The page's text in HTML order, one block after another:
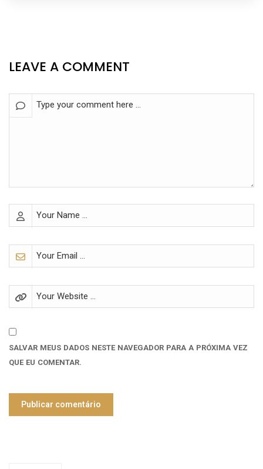
LEAVE A COMMENT
SALVAR MEUS DADOS NESTE NAVEGADOR PARA A PRÓXIMA VEZ
QUE EU COMENTAR.